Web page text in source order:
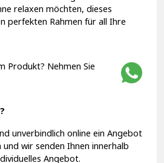
relaxen möchten, dieses
perfekten Rahmen für all Ihre
Produkt? Nehmen Sie
unverbindlich online ein Angebot
wir senden Ihnen innerhalb
Angebot.